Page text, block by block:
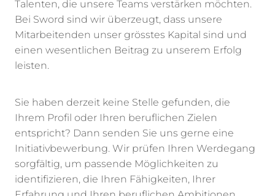
Talenten, die unsere Teams verstärken möchten.
Bei Sword sind wir überzeugt, dass unsere
Mitarbeitenden unser grösstes Kapital sind und
einen wesentlichen Beitrag zu unserem Erfolg
leisten.
Sie haben derzeit keine Stelle gefunden, die
Ihrem Profil oder Ihren beruflichen Zielen
entspricht? Dann senden Sie uns gerne eine
Initiativbewerbung. Wir prüfen Ihren Werdegang
sorgfältig, um passende Möglichkeiten zu
identifizieren, die Ihren Fähigkeiten, Ihrer